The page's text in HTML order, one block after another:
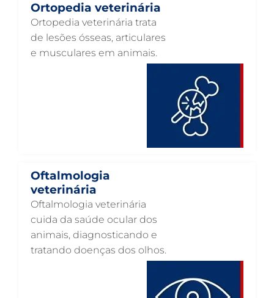
PNEUMOLOGIA VETERINÁRIA EM GUARULHOS
OTOSCOPIA VETERINÁRIA EM GUARULHOS
OTOSCOPIA DIGITAL VETERINÁRIA EM GUARULHOS
OFTALMOLOGIA VETERINÁRIA EM GUARULHOS
NEUROLOGIA ANIMAL EM GUARULHOS
NEFROLOGIA VETERINÁRIA EM GUARULHOS
LABORATÓRIO PET EM GUARULHOS
INTERNAÇÃO VETERINÁRIA EM GUARULHOS
Ortopedia veterinária
Ortopedia veterinária trata
de lesões ósseas, articulares
e musculares em animais.
Oftalmologia
veterinária
Oftalmologia veterinária
cuida da saúde ocular dos
animais, diagnosticando e
tratando doenças dos olhos.